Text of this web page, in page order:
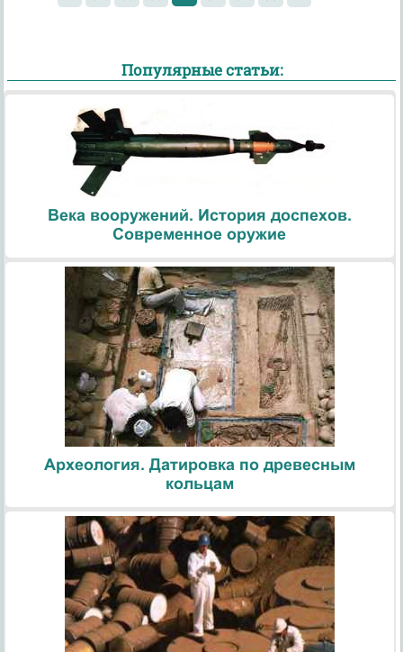
Популярные статьи:
Века вооружений. История доспехов.
Современное оружие
Археология. Датировка по древесным
кольцам